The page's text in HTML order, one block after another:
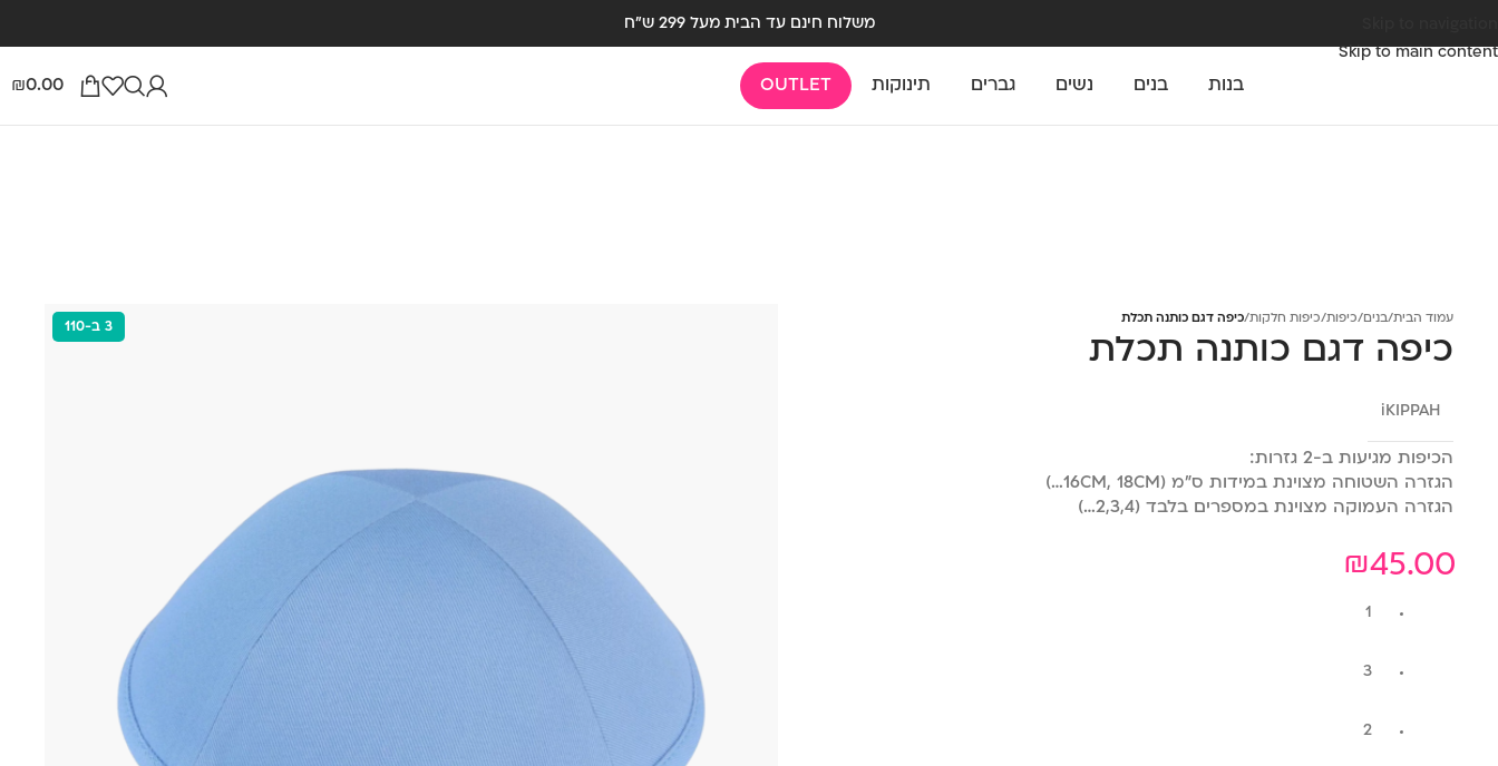
Skip to main content
משלוח חינם עד הבית מעל 299 ש"ח
בנות בנים נשים גברים תינוקות OUTLET
0.00
₪
עמוד הבית/בנים/כיפות/כיפות חלקות/כיפה דגם כותנה תכלת
כיפה דגם כותנה תכלת
iKIPPAH
הכיפות מגיעות ב-2 גזרות:
הגזרה השטוחה מצוינת במידות ס"מ (16CM, 18CM…)
הגזרה העמוקה מצוינת במספרים בלבד (2,3,4…)
45.00
₪
1
3
2
3 ב-110